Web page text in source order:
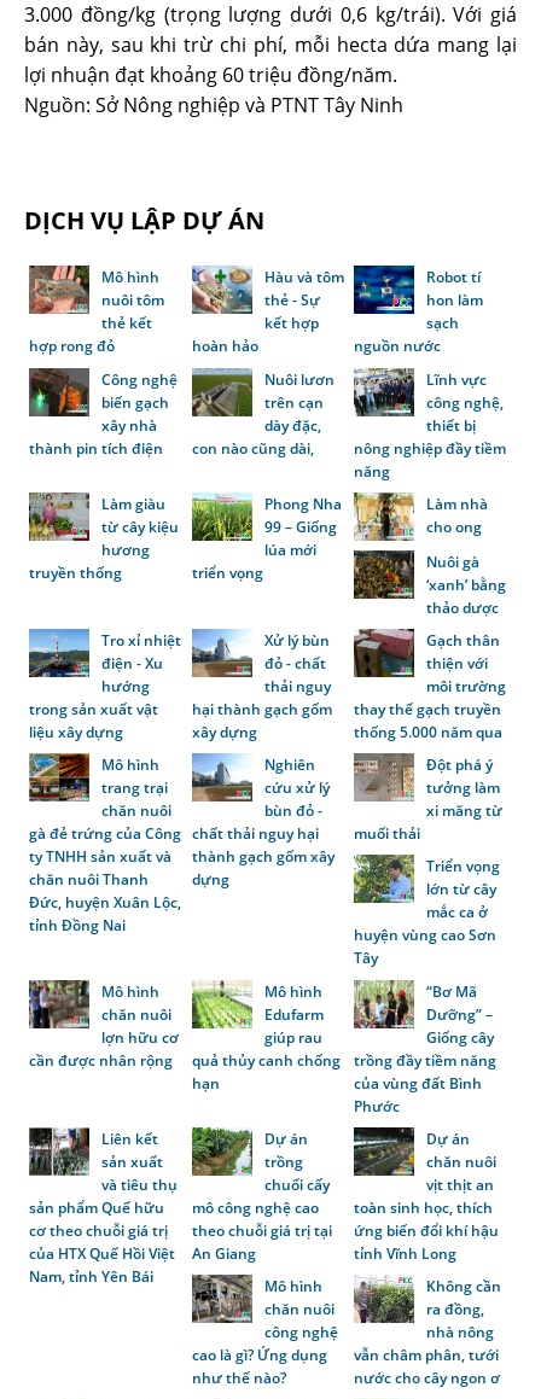
3.000 đồng/kg (trọng lượng dưới 0,6 kg/trái). Với giá
bán này, sau khi trừ chi phí, mỗi hecta dứa mang lại
lợi nhuận đạt khoảng 60 triệu đồng/năm.
Nguồn: Sở Nông nghiệp và PTNT Tây Ninh
DỊCH VỤ LẬP DỰ ÁN
Mô hình
nuôi tôm
thẻ kết
hợp rong đỏ
Hàu và tôm
thẻ - Sự
kết hợp
hoàn hảo
Robot tí
hon làm
sạch
nguồn nước
Công nghệ
biến gạch
xây nhà
thành pin tích điện
Nuôi lươn
trên cạn
dày đặc,
con nào cũng dài,
Lĩnh vực
công nghệ,
thiết bị
nông nghiệp đầy tiềm
năng
Làm giàu
từ cây kiệu
hương
truyền thống
Phong Nha
99 – Giống
lúa mới
triển vọng
Làm nhà
cho ong
Nuôi gà
‘xanh’ bằng
thảo dược
Tro xỉ nhiệt
điện - Xu
hướng
trong sản xuất vật
liệu xây dựng
Xử lý bùn
đỏ - chất
thải nguy
hại thành gạch gốm
xây dựng
Gạch thân
thiện với
môi trường
thay thế gạch truyền
thống 5.000 năm qua
Mô hình
trang trại
chăn nuôi
gà đẻ trứng của Công
ty TNHH sản xuất và
chăn nuôi Thanh
Đức, huyện Xuân Lộc,
tỉnh Đồng Nai
Nghiên
cứu xử lý
bùn đỏ -
chất thải nguy hại
thành gạch gốm xây
dựng
Đột phá ý
tưởng làm
xi măng từ
muối thải
Triển vọng
lớn từ cây
mắc ca ở
huyện vùng cao Sơn
Tây
Mô hình
chăn nuôi
lợn hữu cơ
cần được nhân rộng
Mô hình
Edufarm
giúp rau
quả thủy canh chống
hạn
“Bơ Mã
Dưỡng” –
Giống cây
trồng đầy tiềm năng
của vùng đất Bình
Phước
Liên kết
sản xuất
và tiêu thụ
sản phẩm Quế hữu
cơ theo chuỗi giá trị
của HTX Quế Hồi Việt
Nam, tỉnh Yên Bái
Dự án
trồng
chuối cấy
mô công nghệ cao
theo chuỗi giá trị tại
An Giang
Dự án
chăn nuôi
vịt thịt an
toàn sinh học, thích
ứng biến đổi khí hậu
tỉnh Vĩnh Long
Mô hình
chăn nuôi
công nghệ
cao là gì? Ứng dụng
như thế nào?
Không cần
ra đồng,
nhà nông
vẫn châm phân, tưới
nước cho cây ngon ơ